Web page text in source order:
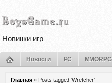
Новинки игр
Новости PC MMORPG
Главная » Posts tagged 'Wretcher'